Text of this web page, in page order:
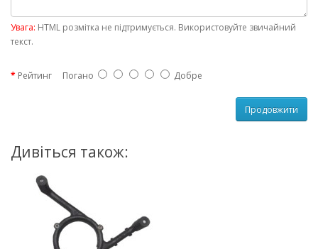
Увага: HTML розмітка не підтримується. Використовуйте звичайний
текст.
Рейтинг Погано Добре
Продовжити
Дивіться також: